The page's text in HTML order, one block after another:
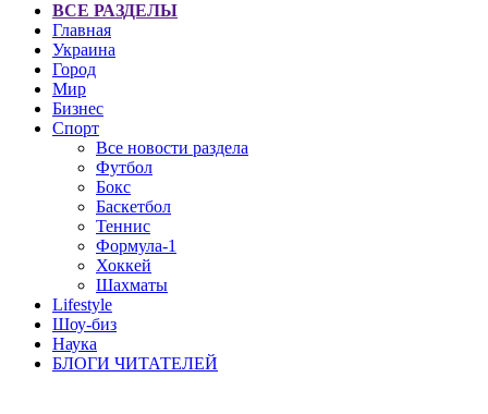
ВСЕ РАЗДЕЛЫ
Главная
Украина
Город
Мир
Бизнес
Спорт
Все новости раздела
Футбол
Бокс
Баскетбол
Теннис
Формула-1
Хоккей
Шахматы
Lifestyle
Шоу-биз
Наука
БЛОГИ ЧИТАТЕЛЕЙ